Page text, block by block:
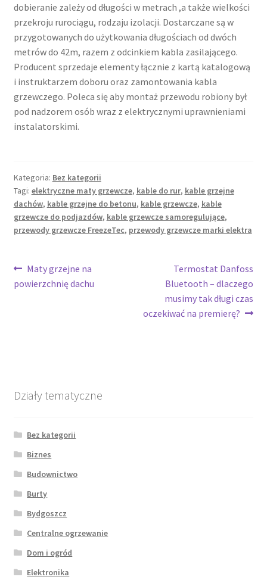
dobieranie zależy od długości w metrach ,a także wielkości
przekroju rurociągu, rodzaju izolacji. Dostarczane są w
przygotowanych do użytkowania długościach od dwóch
metrów do 42m, razem z odcinkiem kabla zasilającego.
Producent sprzedaje elementy łącznie z kartą katalogową
i instruktarzem doboru oraz zamontowania kabla
grzewczego. Poleca się aby montaż przewodu robiony był
pod nadzorem osób wraz z elektrycznymi uprawnieniami
instalatorskimi.
Kategoria: Bez kategorii
Tagi: elektryczne maty grzewcze, kable do rur, kable grzejne
dachów, kable grzejne do betonu, kable grzewcze, kable
grzewcze do podjazdów, kable grzewcze samoregulujące,
przewody grzewcze FreezeTec, przewody grzewcze marki elektra
Nawigacja
wpisu
Poprzedni
wpis:
Maty grzejne na
powierzchnię dachu
Następny
wpis:
Termostat Danfoss
Bluetooth – dlaczego
musimy tak długi czas
oczekiwać na premierę?
Działy tematyczne
Bez kategorii
Biznes
Budownictwo
Burty
Bydgoszcz
Centralne ogrzewanie
Dom i ogród
Elektronika